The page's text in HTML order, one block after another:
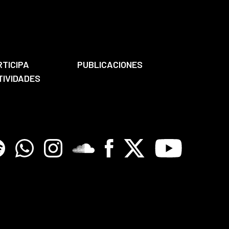
PUBLICACIONES
WhatsappInstagramSoundcloreFacebook
X Youtube